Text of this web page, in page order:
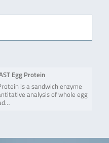
Egg Protein
is a sandwich enzyme
analysis of whole egg